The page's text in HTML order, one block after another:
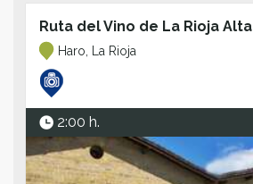
Ruta del Vino de La Rioja Alta
Haro, La Rioja
2:00 h.